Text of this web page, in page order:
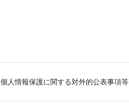
個人情報保護に関する対外的公表事項等